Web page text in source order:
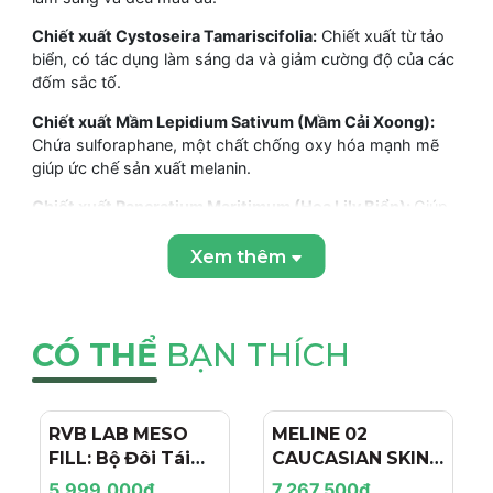
Chiết xuất Cystoseira Tamariscifolia: Chiết xuất từ tảo
biển, có tác dụng làm sáng da và giảm cường độ của các
đốm sắc tố.
Chiết xuất Mầm Lepidium Sativum (Mầm Cải Xoong):
Chứa sulforaphane, một chất chống oxy hóa mạnh mẽ
giúp ức chế sản xuất melanin.
Chiết xuất Pancratium Maritimum (Hoa Lily Biển):
Giúp
cách điều hòa tổng hợp melanin.
Dimethylmethoxy Chromanol:
Một chất chống oxy hóa
mạnh mẽ giúp bảo vệ da khỏi tác hại của gốc tự do và
Hydrolyzed Wheat Flour (Bột Mì Thủy Phân) &
Hydrolyzed Prunus Domestica: Các thành phần dưỡng
ẩm và giúp làm sáng da.
Xem thêm
CÓ THỂ BẠN THÍCH
- 4%
RVB LAB MESO
FILL: Bộ Đôi Tái
Tạo & Nâng Cơ
MELINE 02
CAUCASIAN SKIN
DAY/NIGHT / BỘ